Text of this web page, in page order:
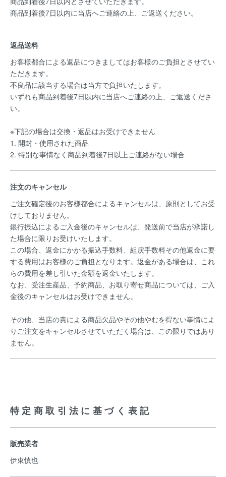
商品到着後7日以内に当店へご連絡の上、ご返送ください。
返品送料
お客様都合による返品につきましてはお客様のご負担とさせてい
ただきます。
不良品に該当する場合は当方で負担いたします。
いずれも商品到着後7日以内に当店へご連絡の上、ご返送くださ
い。
※下記の場合は交換・返品はお受けできません
1. 開封・使用された商品
2. 特別な事情なく商品到着後7日以上ご連絡がない場合
注文のキャンセル
ご注文確定後のお客様都合によるキャンセルは、原則としてお受
けしておりません。
銀行振込によるご入金後のキャンセルは、発送前で当店が承諾し
た場合に限りお受けいたします。
この場合、返金にかかる振込手数料、組戻手数料その他返金に要
する費用はお客様のご負担となります。返金がある場合は、これ
らの費用を差し引いた金額を返金いたします。
なお、受注生産品、予約商品、お取り寄せ商品については、ご入
金後のキャンセルはお受けできません。
その他、当店の責による商品欠品やその他やむを得ない事情によ
りご注文をキャンセルさせていただく場合は、この限りではあり
ません。
特定商取引法に基づく表記
販売業者
伊東慎也